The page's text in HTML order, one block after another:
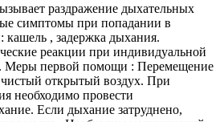
раздражение дыхательных
симптомы при попадании в
кашель , задержка дыхания.
реакции при индивидуальной
Меры первой помощи : Перемещение
открытый воздух. При
необходимо провести
Если дыхание затруднено,